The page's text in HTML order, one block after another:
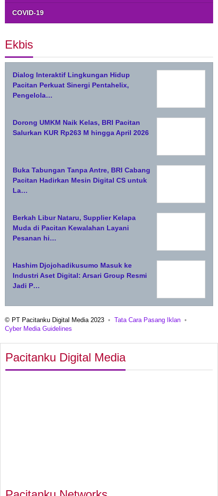
COVID-19
Ekbis
Dialog Interaktif Lingkungan Hidup
Pacitan Perkuat Sinergi Pentahelix,
Pengelola…
Dorong UMKM Naik Kelas, BRI Pacitan
Salurkan KUR Rp263 M hingga April 2026
Buka Tabungan Tanpa Antre, BRI Cabang
Pacitan Hadirkan Mesin Digital CS untuk
La…
Berkah Libur Nataru, Supplier Kelapa
Muda di Pacitan Kewalahan Layani
Pesanan hi…
Hashim Djojohadikusumo Masuk ke
Industri Aset Digital: Arsari Group Resmi
Jadi P…
© PT Pacitanku Digital Media 2023
Tata Cara Pasang Iklan
Cyber Media Guidelines
Pacitanku Digital Media